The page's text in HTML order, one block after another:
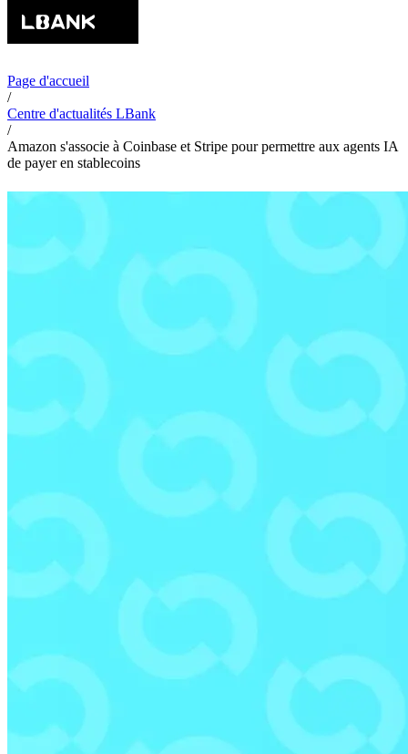
Page d'accueil
/
Centre d'actualités LBank
/
Amazon s'associe à Coinbase et Stripe pour permettre aux agents IA
de payer en stablecoins